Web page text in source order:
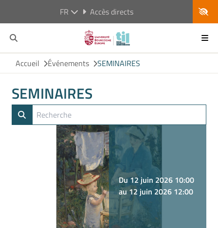
FR Accès directs
Accueil Événements SEMINAIRES
SEMINAIRES
Du 12 juin 2026 10:00
au 12 juin 2026 12:00